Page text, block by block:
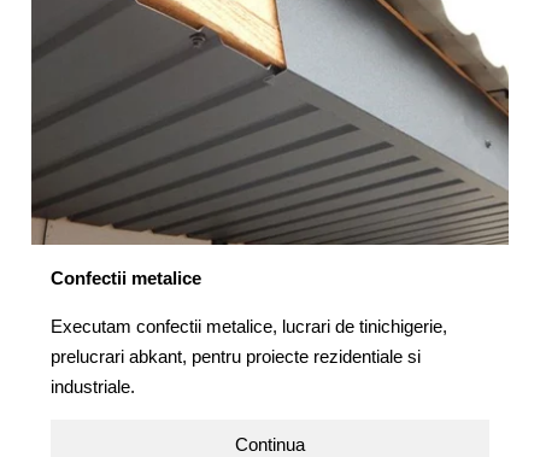
Confectii metalice
Executam confectii metalice, lucrari de tinichigerie,
prelucrari abkant, pentru proiecte rezidentiale si
industriale.
Continua